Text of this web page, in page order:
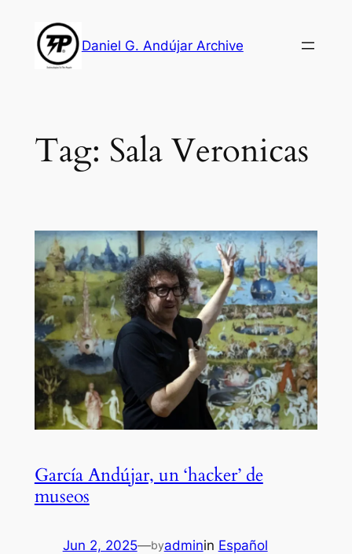
content
Daniel G. Andújar Archive
Tag: Sala Veronicas
García Andújar, un ‘hacker’ de
museos
Jun 2, 2025—byadminin Español